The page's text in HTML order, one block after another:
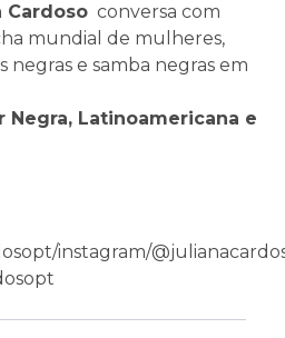
Cardoso conversa com
mundial de mulheres,
negras e samba negras em
Negra, Latinoamericana e
instagram/